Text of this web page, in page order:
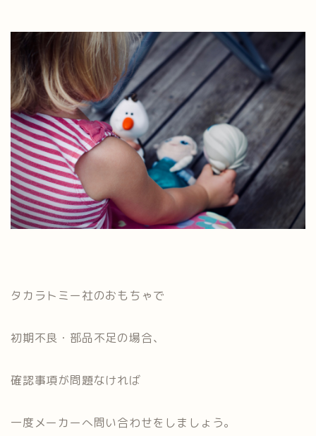
タカラトミー社のおもちゃで
初期不良・部品不足の場合、
確認事項が問題なければ
一度メーカーへ問い合わせをしましょう。